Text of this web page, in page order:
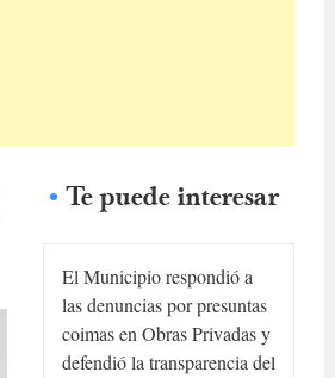
Te puede interesar
El Municipio respondió a
las denuncias por presuntas
coimas en Obras Privadas y
defendió la transparencia del